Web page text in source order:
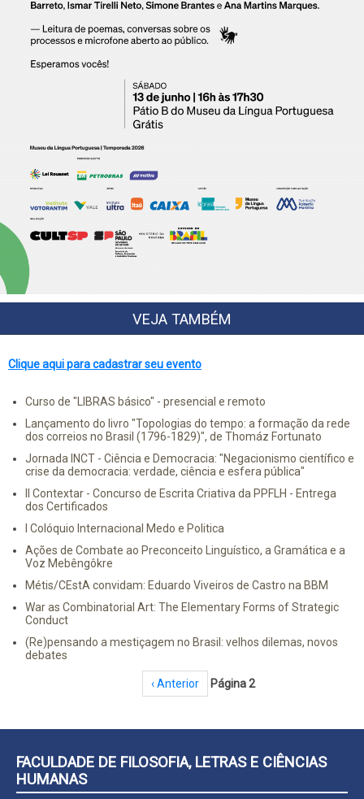
VEJA TAMBÉM
Clique aqui para cadastrar seu evento
Curso de "LIBRAS básico" - presencial e remoto
Lançamento do livro "Topologias do tempo: a formação da rede
dos correios no Brasil (1796-1829)", de Thomáz Fortunato
Jornada INCT - Ciência e Democracia: "Negacionismo científico e
crise da democracia: verdade, ciência e esfera pública"
II Contextar - Concurso de Escrita Criativa da PPFLH - Entrega
dos Certificados
I Colóquio Internacional Medo e Politica
Ações de Combate ao Preconceito Linguístico, a Gramática e a
Voz Mebêngôkre
Métis/CEstA convidam: Eduardo Viveiros de Castro na BBM
War as Combinatorial Art: The Elementary Forms of Strategic
Conduct
(Re)pensando a mestiçagem no Brasil: velhos dilemas, novos
debates
Página anterior
‹ Anterior Página 2
FACULDADE DE FILOSOFIA, LETRAS E CIÊNCIAS
HUMANAS